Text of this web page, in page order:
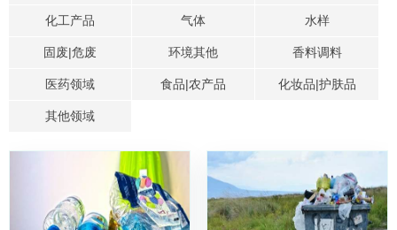
化工产品 气体 水样
固废|危废 环境其他 香料调料
医药领域 食品|农产品 化妆品|护肤品
其他领域